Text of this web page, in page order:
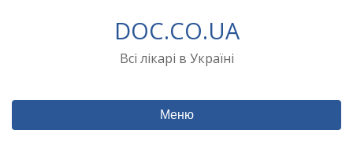
DOC.CO.UA
Всі лікарі в Україні
Меню